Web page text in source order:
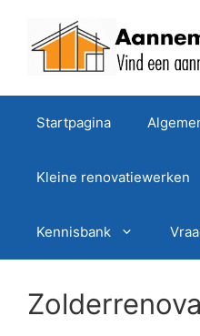
Startpagina
Kleine renovatiewerken
Kennisbank